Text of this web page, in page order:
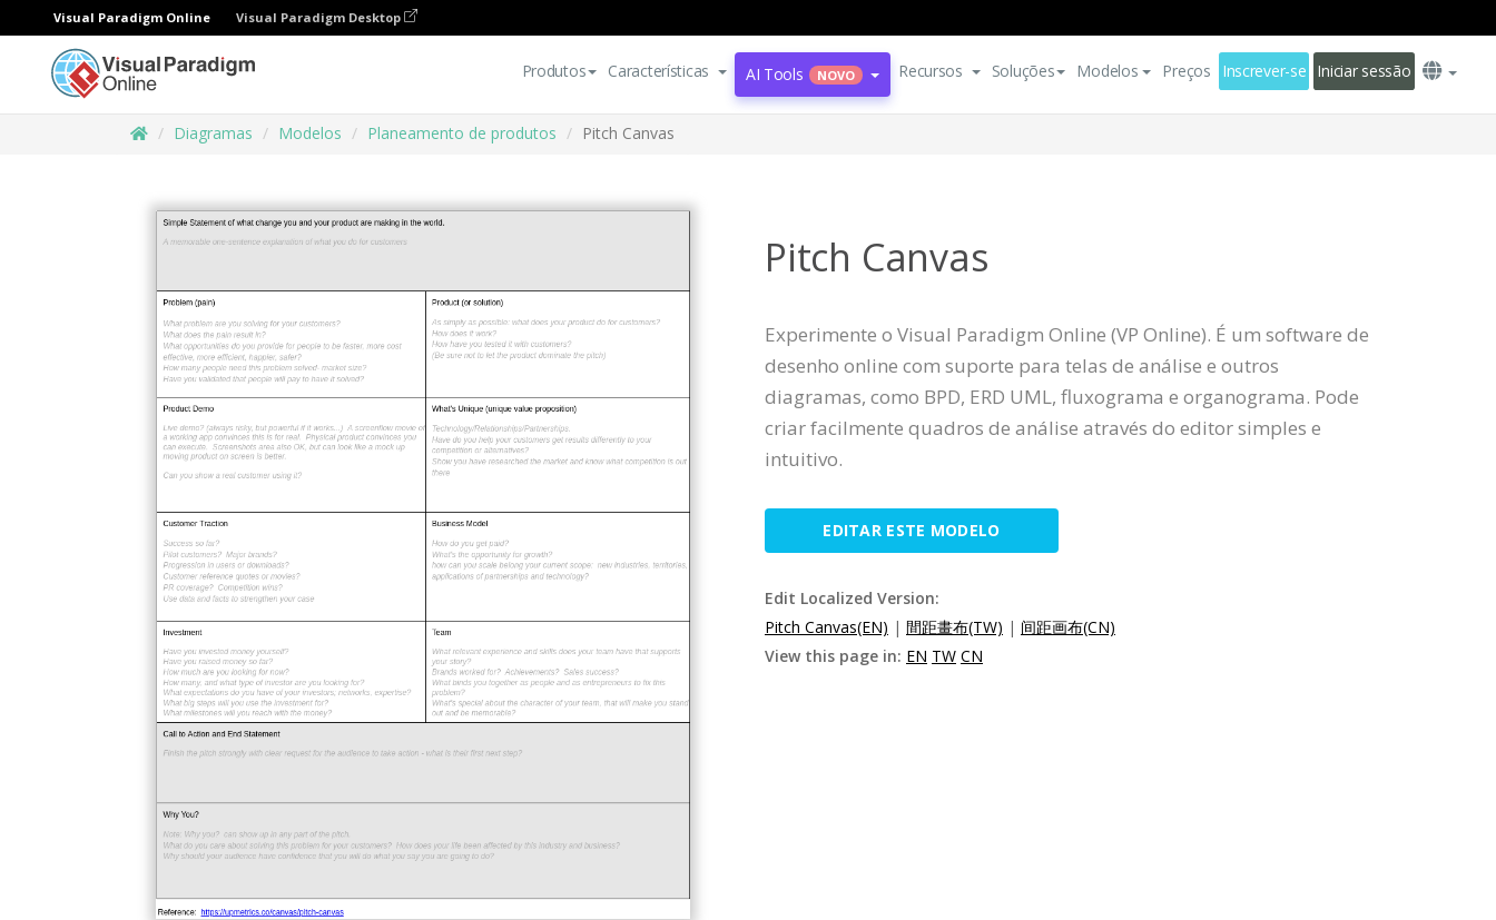
Visual Paradigm Online Visual Paradigm Desktop
Produtos Características AI Tools NOVO Recursos Soluções Modelos Preços Inscrever-se Iniciar sessão
Diagramas Modelos Planeamento de produtos Pitch Canvas
Pitch Canvas
Experimente o Visual Paradigm Online (VP Online). É um software de
desenho online com suporte para telas de análise e outros
diagramas, como BPD, ERD UML, fluxograma e organograma. Pode
criar facilmente quadros de análise através do editor simples e
intuitivo.
EDITAR ESTE MODELO
Edit Localized Version:
Pitch Canvas(EN) | 間距畫布(TW) | 间距画布(CN)
View this page in: EN TW CN